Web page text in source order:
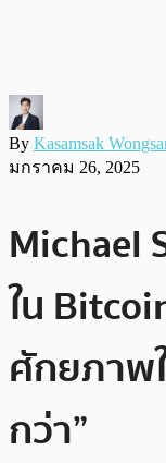
By Kasamsak
มกราคม 26, 2025
Michael
ใน
ศักยภาพ
กว่า”